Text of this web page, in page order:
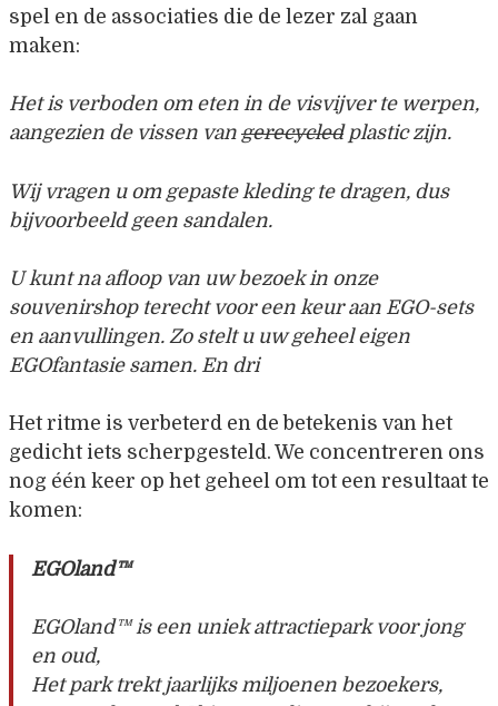
spel en de associaties die de lezer zal gaan
maken:
Het is verboden om eten in de visvijver te werpen,
aangezien de vissen van gerecycledplastic zijn.
Wij vragen u om gepaste kleding te dragen, dus
bijvoorbeeld geen sandalen.
U kunt na afloop van uw bezoek in onze
souvenirshop terecht voor een keur aan EGO-sets
en aanvullingen. Zo stelt u uw geheel eigen
EGOfantasie samen. En dri
Het ritme is verbeterd en de betekenis van het
gedicht iets scherpgesteld. We concentreren ons
nog één keer op het geheel om tot een resultaat te
komen:
EGOland™
EGOland™ is een uniek attractiepark voor jong
en oud,
Het park trekt jaarlijks miljoenen bezoekers,